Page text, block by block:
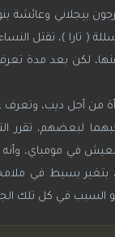
( تارا )، تقتل
لكن بعد مدة
من أجل ديب،
في مومباي، وأنه
بسيط في
في كل تلك